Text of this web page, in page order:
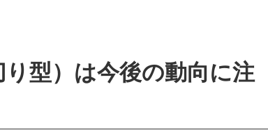
型）は今後の動向に注